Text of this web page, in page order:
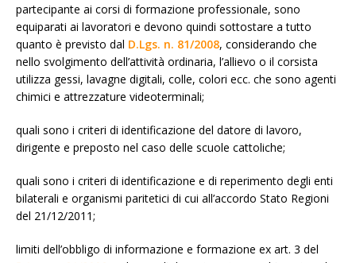
partecipante ai corsi di formazione professionale, sono
equiparati ai lavoratori e devono quindi sottostare a tutto
quanto è previsto dal D.Lgs. n. 81/2008, considerando che
nello svolgimento dell’attività ordinaria, l’allievo o il corsista
utilizza gessi, lavagne digitali, colle, colori ecc. che sono agenti
chimici e attrezzature videoterminali;
quali sono i criteri di identificazione del datore di lavoro,
dirigente e preposto nel caso delle scuole cattoliche;
quali sono i criteri di identificazione e di reperimento degli enti
bilaterali e organismi paritetici di cui all’accordo Stato Regioni
del 21/12/2011;
limiti dell’obbligo di informazione e formazione ex art. 3 del